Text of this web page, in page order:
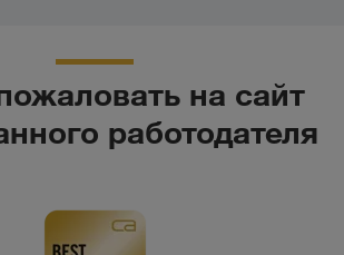
на сайт
работодателя